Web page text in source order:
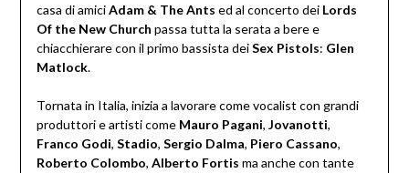
casa di amiciAdam & The Ants ed al concerto dei Lords
Of the New Church passa tutta la serata a bere e
chiacchierare con il primo bassista deiSex Pistols: Glen
Matlock.
Tornata in Italia, inizia a lavorare come vocalist con grandi
produttori e artisti come Mauro Pagani, Jovanotti,
Franco Godi, Stadio, Sergio Dalma, Piero Cassano,
Roberto Colombo, Alberto Fortis ma anche con tante